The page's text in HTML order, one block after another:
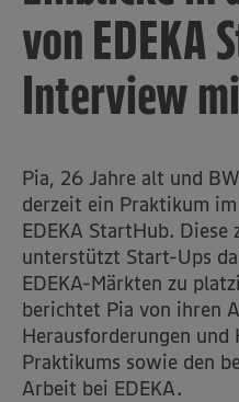
von EDEKA
Interview
Pia, 26 Jahre alt und
derzeit ein Praktikum
EDEKA StartHub.
unterstützt Start-Ups
EDEKA-Märkten zu
berichtet Pia von ihren
Herausforderungen
Praktikums sowie den
Arbeit bei EDEKA.